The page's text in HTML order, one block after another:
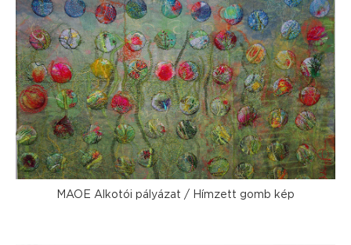
MAOE Alkotói pályázat / Hímzett gomb kép